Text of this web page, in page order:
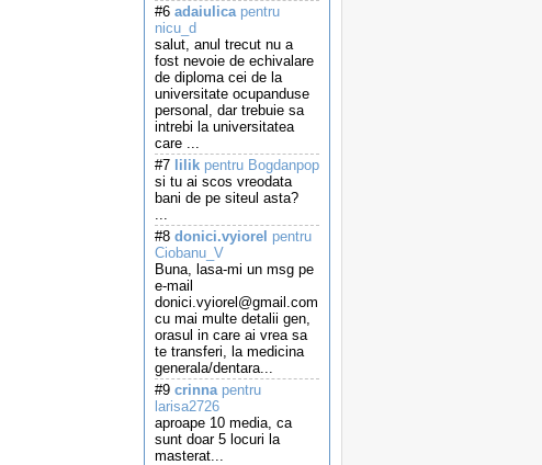
#6 adaiulicapentru
nicu_d
salut, anul trecut nu a
fost nevoie de echivalare
de diploma cei de la
universitate ocupanduse
personal, dar trebuie sa
intrebi la universitatea
care ...
#7 lilik pentru Bogdanpop
si tu ai scos vreodata
bani de pe siteul asta?
...
#8 donici.vyiorel pentru
Ciobanu_V
Buna, lasa-mi un msg pe
e-mail
donici.vyiorel@gmail.com
cu mai multe detalii gen,
orasul in care ai vrea sa
te transferi, la medicina
generala/dentara...
#9 crinnapentru
larisa2726
aproape 10 media, ca
sunt doar 5 locuri la
masterat...